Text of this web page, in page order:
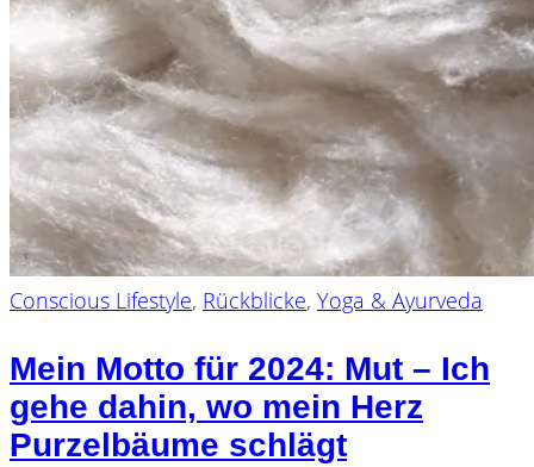
Conscious Lifestyle, Rückblicke, Yoga & Ayurveda
Mein Motto für 2024: Mut – Ich
gehe dahin, wo mein Herz
Purzelbäume schlägt